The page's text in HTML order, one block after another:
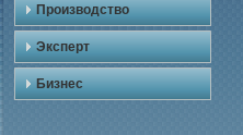
Производство
Эксперт
Бизнес